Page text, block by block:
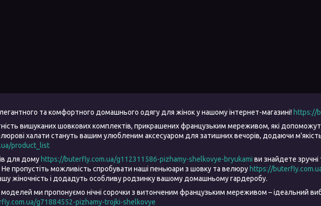
та комфортного домашнього одягу для жінок у нашому інтернет-магазині! https://
вишуканих шовкових комплектів, прикрашених французьким мереживом, які
халати стануть вашим улюбленим аксесуаром для затишних вечорів, додаючи
product_list
для дому https://buterfly.com.ua/g112311586-pizhamy-shelkovye-bryukami ви знайдете
пропустіть можливість спробувати наші пеньюари з шовку та велюру https://
жіночність і додадуть особливу родзинку вашому домашньому гардеробу.
ми пропонуємо нічні сорочки з витонченим французьким мереживом – ідеальний
g71884552-pizhamy-trojki-shelkovye